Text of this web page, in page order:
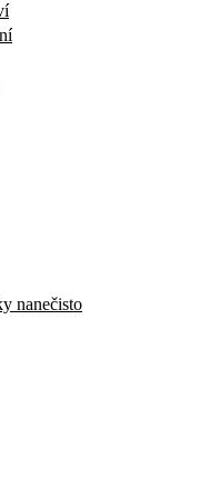
nanečisto